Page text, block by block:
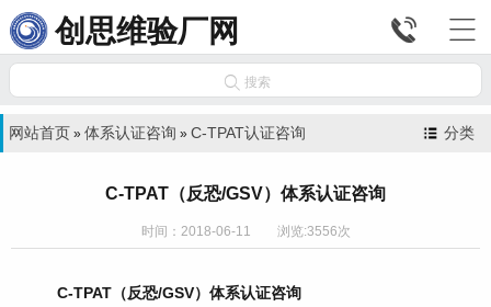
创思维验厂网 

 搜索
分类
网站首页 » 体系认证咨询 » C-TPAT认证咨询
C-TPAT（反恐/GSV）体系认证咨询
时间：2018-06-11 浏览:3556次
C-TPAT（反恐/GSV）体系认证咨询